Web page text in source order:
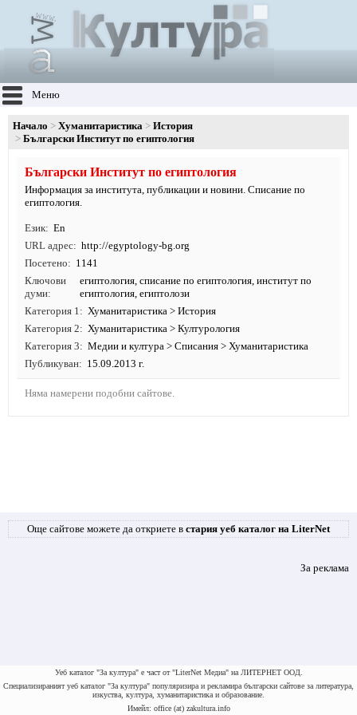
Меню
Начало Хуманитаристика
История
Български Институт по египтология
Български Институт по египтология
Информация за института, публикации и новини. Списание по
египтология.
Език
En
URL адрес
http://egyptology-bg.org
Посетено
1141
Ключови
думи
египтология, списание по египтология, институт по
египтология, египтолози
Категория 1
Хуманитаристика > История
Категория 2
Хуманитаристика > Културология
Категория 3
Медии и култура > Списания > Хуманитаристика
Публикуван
15.09.2013 г.
Няма намерени подобни сайтове.
Още сайтове можете да откриете в стария уеб каталог на LiterNet
За реклама
Уеб каталог "За култура" е част от "LiterNet Медиа" на ЛИТЕРНЕТ ООД.
Специализираният уеб каталог "За култура" популяризира и рекламира български сайтове за литература,
изкуства, култура, хуманитаристика и образование.
Имейл: office (at) zakultura.info